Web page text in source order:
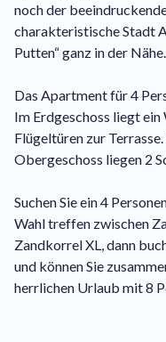
noch der
charakteristische Stadt
Putten“ ganz in der Nähe.
Das Apartment für 4
Im Erdgeschoss liegt
Flügeltüren zur
Obergeschoss liegen 2
Suchen Sie ein 4
Wahl treffen zwischen
Zandkorrel XL, dann
und können Sie
herrlichen Urlaub mit 8